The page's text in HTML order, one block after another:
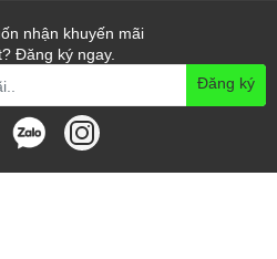
nhận khuyến mãi
Đăng ký ngay.
Đăng ký